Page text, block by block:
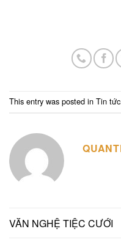
This entry was posted in Tin tức
VĂN NGHỆ TIỆC CƯỚI